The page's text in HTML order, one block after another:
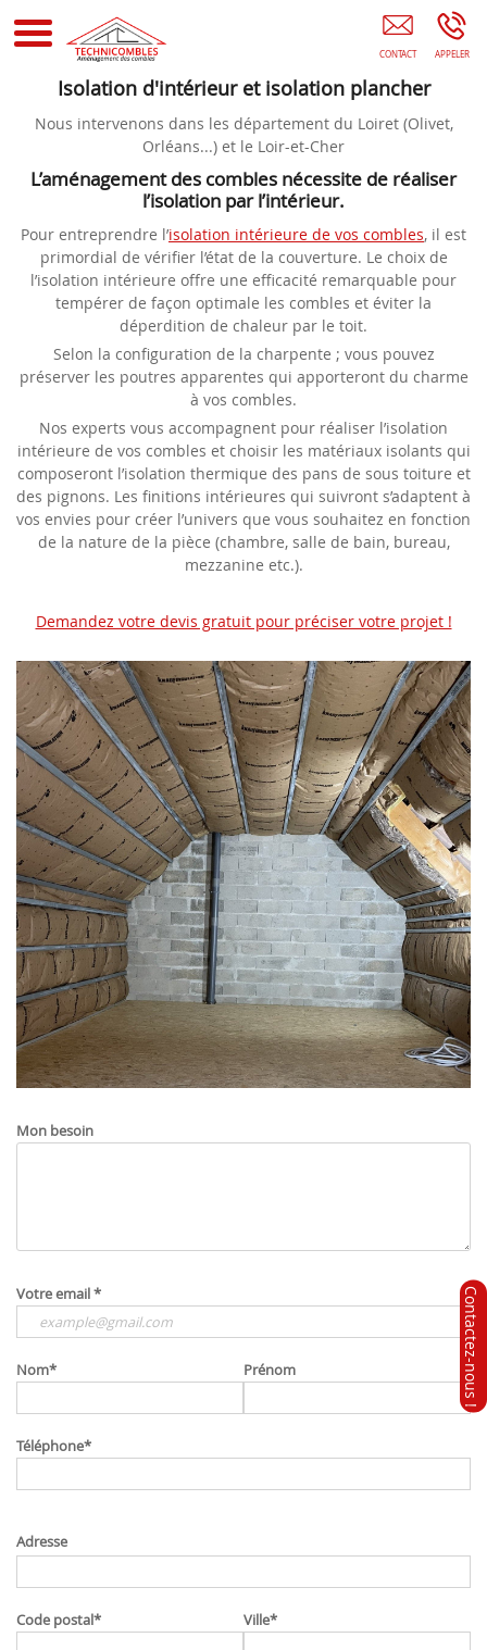
Isolation d'intérieur et isolation plancher
Nous intervenons dans les département du Loiret (Olivet,
Orléans...) et le Loir-et-Cher
L’aménagement des combles nécessite de réaliser
l’isolation par l’intérieur.
Pour entreprendre l’isolation intérieure de vos combles, il est
primordial de vérifier l’état de la couverture. Le choix de
l’isolation intérieure offre une efficacité remarquable pour
tempérer de façon optimale les combles et éviter la
déperdition de chaleur par le toit.
Selon la configuration de la charpente ; vous pouvez
préserver les poutres apparentes qui apporteront du charme
à vos combles.
Nos experts vous accompagnent pour réaliser l’isolation
intérieure de vos combles et choisir les matériaux isolants qui
composeront l’isolation thermique des pans de sous toiture et
des pignons. Les finitions intérieures qui suivront s’adaptent à
vos envies pour créer l’univers que vous souhaitez en fonction
de la nature de la pièce (chambre, salle de bain, bureau,
mezzanine etc.).
Demandez votre devis gratuit pour préciser votre projet !
Mon besoin
Votre email*
Nom* Prénom
Téléphone*
Adresse
Code postal* Ville*